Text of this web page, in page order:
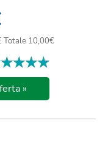
Totale 10,00€
»